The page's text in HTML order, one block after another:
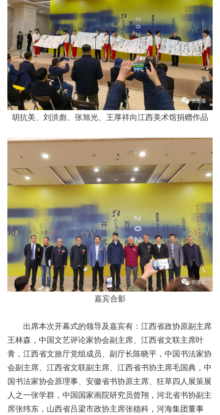
胡抗美、刘洪彪、张旭光、王厚祥向江西美术馆捐赠作品
嘉宾合影
出席本次开幕式的领导及嘉宾有：江西省政协原副主席
王林森，中国文艺评论家协会副主席、江西省文联主席叶
青，江西省文旅厅党组成员、副厅长陈晓平，中国书法家协
会副主席、江西省文联副主席、江西省书协主席毛国典，中
国书法家协会原理事、安徽省书协原主席、狂草四人展策展
人之一张学群，中国国家画院研究员曾翔，河北省书协副主
席张纬东，山西省吕梁市政协主席张稳科，河海集团董事